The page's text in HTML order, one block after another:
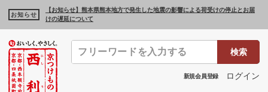
お知らせ
【お知らせ】熊本県熊本地方で発生した地震の影響による荷受けの停止とお届
けの遅延について
検索
新規会員登録 ログイン